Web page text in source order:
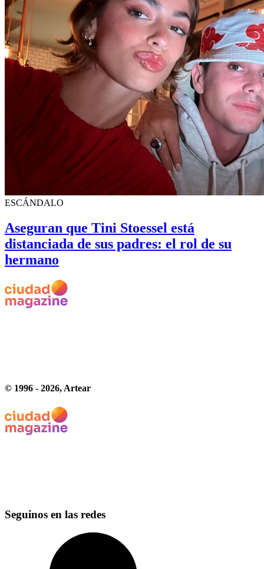
ESCÁNDALO
Aseguran que Tini Stoessel está
distanciada de sus padres: el rol de su
hermano
© 1996 - 2026, Artear
Seguinos en las redes